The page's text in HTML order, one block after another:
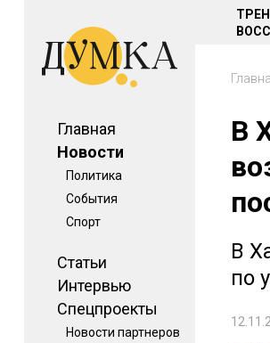
Главная
Новости
Политика
События
Спорт
Статьи
Интервью
Спецпроекты
Новости партнеров
В
В
по